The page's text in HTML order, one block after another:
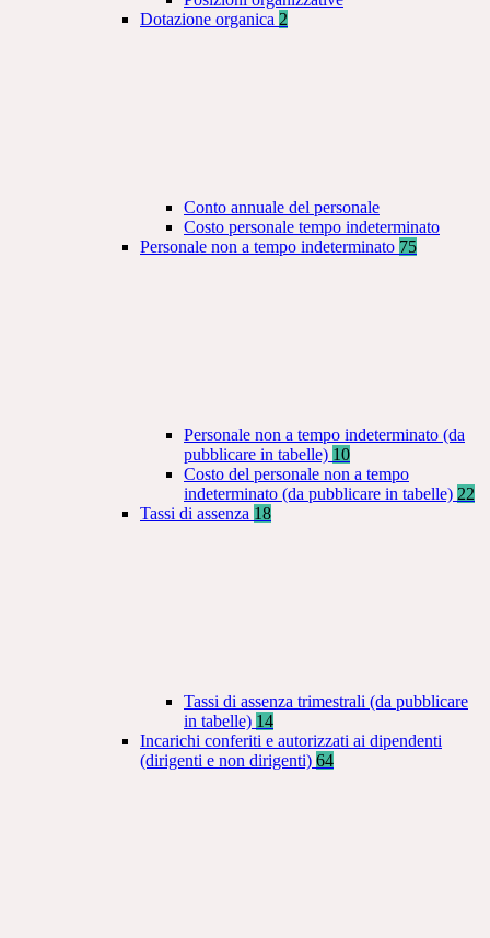
Dotazione organica 2
Conto annuale del personale
Costo personale tempo indeterminato
Personale non a tempo indeterminato 75
Personale non a tempo indeterminato (da
pubblicare in tabelle) 10
Costo del personale non a tempo
indeterminato (da pubblicare in tabelle) 22
Tassi di assenza 18
Tassi di assenza trimestrali (da pubblicare
in tabelle) 14
Incarichi conferiti e autorizzati ai dipendenti
(dirigenti e non dirigenti) 64